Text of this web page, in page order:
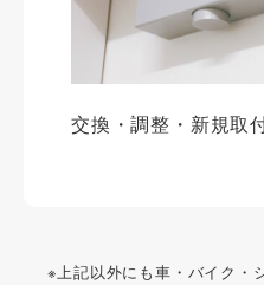
交換・調整・新規取
※上記以外にも車・バイク・